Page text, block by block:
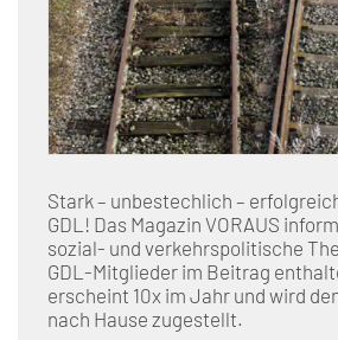
Stark – unbestechlich –
GDL! Das Magazin VORAUS
sozial- und verkehrspolitische
GDL-Mitglieder im Beitrag
erscheint 10x im Jahr und wird
nach Hause zugestellt.